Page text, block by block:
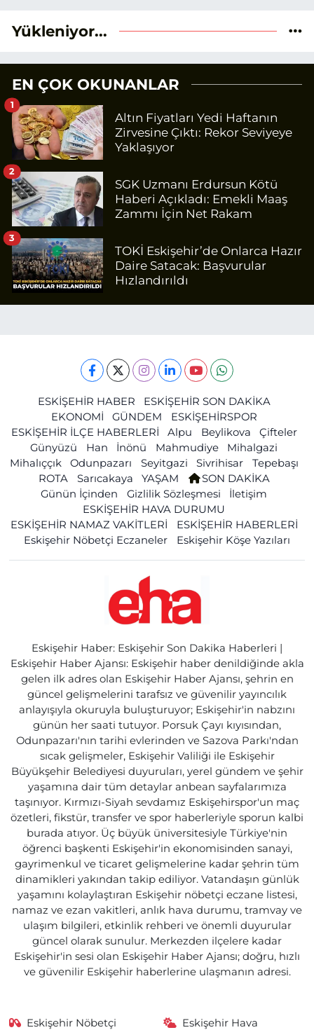
Yükleniyor...
EN ÇOK OKUNANLAR
Altın Fiyatları Yedi Haftanın
Zirvesine Çıktı: Rekor Seviyeye
Yaklaşıyor
1
SGK Uzmanı Erdursun Kötü
Haberi Açıkladı: Emekli Maaş
Zammı İçin Net Rakam
2
TOKİ Eskişehir’de Onlarca Hazır
Daire Satacak: Başvurular
Hızlandırıldı
3
ESKİŞEHİR HABER
ESKİŞEHİR SON DAKİKA
EKONOMİ
GÜNDEM
ESKİŞEHİRSPOR
ESKİŞEHİR İLÇE HABERLERİ
Alpu Beylikova
Çifteler
Günyüzü
Han İnönü Mahmudiye
Mihalgazi
Mihalıççık
Odunpazarı Seyitgazi Sivrihisar
Tepebaşı
ROTA
Sarıcakaya YAŞAM
SON DAKİKA
Günün İçinden
Gizlilik Sözleşmesi
İletişim
ESKİŞEHİR HAVA DURUMU
ESKİŞEHİR NAMAZ VAKİTLERİ
ESKİŞEHİR HABERLERİ
Eskişehir Nöbetçi Eczaneler
Eskişehir Köşe Yazıları
Eskişehir Haber: Eskişehir Son Dakika Haberleri |
Eskişehir Haber Ajansı: Eskişehir haber denildiğinde akla
gelen ilk adres olan Eskişehir Haber Ajansı, şehrin en
güncel gelişmelerini tarafsız ve güvenilir yayıncılık
anlayışıyla okuruyla buluşturuyor; Eskişehir'in nabzını
günün her saati tutuyor. Porsuk Çayı kıyısından,
Odunpazarı'nın tarihi evlerinden ve Sazova Parkı'ndan
sıcak gelişmeler, Eskişehir Valiliği ile Eskişehir
Büyükşehir Belediyesi duyuruları, yerel gündem ve şehir
yaşamına dair tüm detaylar anbean sayfalarımıza
taşınıyor. Kırmızı-Siyah sevdamız Eskişehirspor'un maç
özetleri, fikstür, transfer ve spor haberleriyle sporun kalbi
burada atıyor. Üç büyük üniversitesiyle Türkiye'nin
öğrenci başkenti Eskişehir'in ekonomisinden sanayi,
gayrimenkul ve ticaret gelişmelerine kadar şehrin tüm
dinamikleri yakından takip ediliyor. Vatandaşın günlük
yaşamını kolaylaştıran Eskişehir nöbetçi eczane listesi,
namaz ve ezan vakitleri, anlık hava durumu, tramvay ve
ulaşım bilgileri, etkinlik rehberi ve önemli duyurular
güncel olarak sunulur. Merkezden ilçelere kadar
Eskişehir'in sesi olan Eskişehir Haber Ajansı; doğru, hızlı
ve güvenilir Eskişehir haberlerine ulaşmanın adresi.
Eskişehir Nöbetçi
Eskişehir Hava